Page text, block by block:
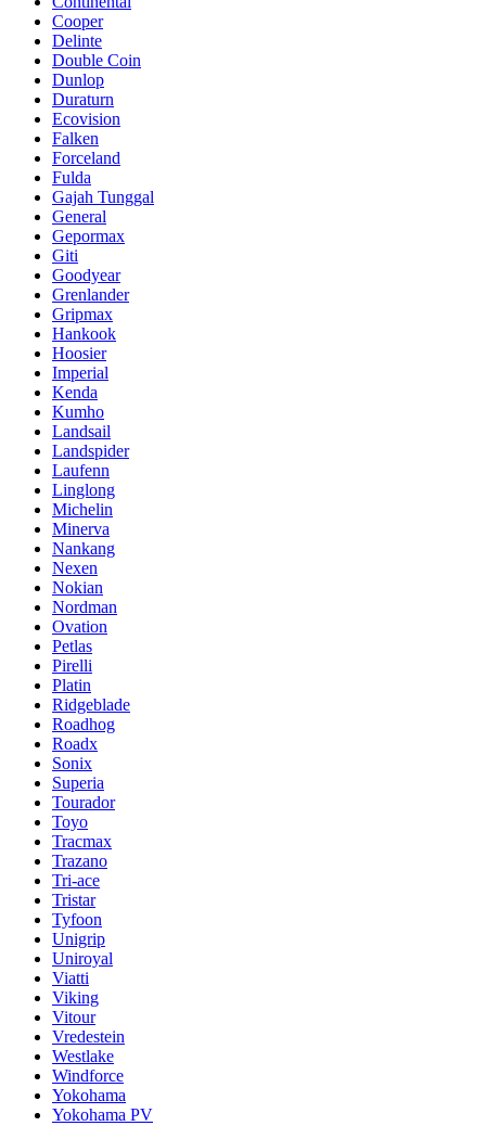
Cooper
Delinte
Double Coin
Dunlop
Duraturn
Ecovision
Falken
Forceland
Fulda
Gajah Tunggal
General
Gepormax
Giti
Goodyear
Grenlander
Gripmax
Hankook
Hoosier
Imperial
Kenda
Kumho
Landsail
Landspider
Laufenn
Linglong
Michelin
Minerva
Nankang
Nexen
Nokian
Nordman
Ovation
Petlas
Pirelli
Platin
Ridgeblade
Roadhog
Roadx
Sonix
Superia
Tourador
Toyo
Tracmax
Trazano
Tri-ace
Tristar
Tyfoon
Unigrip
Uniroyal
Viatti
Viking
Vitour
Vredestein
Westlake
Windforce
Yokohama
Yokohama PV